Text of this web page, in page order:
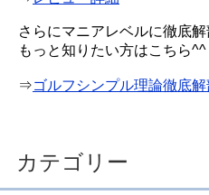
さらにマニアレベルに徹底解
もっと知りたい方はこちら^^
⇒ゴルフシンプル理論徹底解
カテゴリー